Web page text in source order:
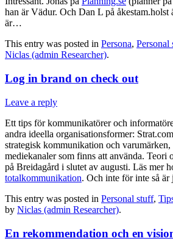
han är Vädur. Och Dan L på åkestam.holst
är…
This entry was posted in Persona, Personal
Niclas (admin Researcher).
Log in brand on check out
Leave a reply
Ett tips för kommunikatörer och
andra ideella organisationsformer:
strategisk kommunikation och varumärken,
mediekanaler som finns att använda.
på Breidagård i slutet av augusti. Läs mer
totalkommunikation. Och inte för inte så
This entry was posted in Personal stuff,
by Niclas (admin Researcher).
En rekommendation och en